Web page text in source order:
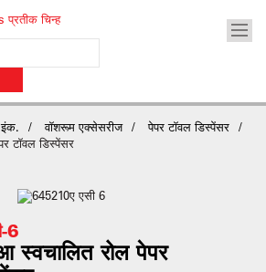
वॉशरूम एक्सेसरीज
पेपर टॉवल डिस्पेंसर
टॉवल डिस्पेंसर
6
स्वचालित रोल पेपर